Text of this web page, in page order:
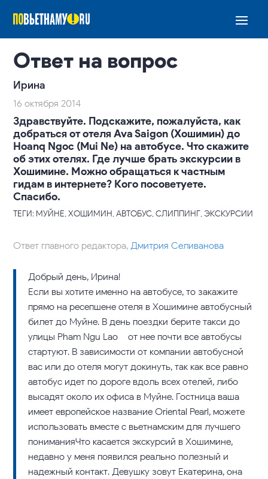
Ответ на вопрос
Ирина
16 октября 2014
Здравствуйте. Подскажите, пожалуйста, как
добраться от отеля Ava Saigon (Хошимин) до
Hoanq Ngoc (Mui Ne) на автобусе. Что скажите
об этих отелях. Где лучше брать экскурсии в
Хошимине. Можно обращаться к частным
гидам в интернете? Кого посоветуете.
Спасибо.
ТЕГИ: МУЙНЕ, ХОШИМИН, АВТОБУС, СЛИППИНГ, ЭКСКУРСИИ
Ответ главного редактора,Дмитрия Селиванова
Добрый день, Ирина!
Если вы хотите именно на автобусе, то закажите
прямо на ресепшене отеля в Хошимине автобусный
билет до Муйне. В день поездки берите такси до
улицы Pham Ngu Lao – от нее почти все автобусы
стартуют. В зависимости от компании автобусной
вас или до отеля могут докинуть, так как все равно
автобус идет по дороге вдоль всех отелей, либо
высадят около их офиса в Муйне. Гостница ваша
имеет европейское название Oriental Pearl, можете
использовать вместе с вьетнамским для лучшего
пониманияЧто касается экскурсий в Хошимине,
недавно у меня появился реально полезный и
надежный контакт. Девушку зовут Екатерина, она